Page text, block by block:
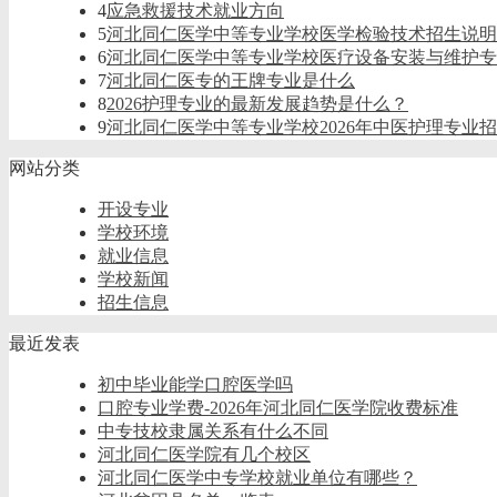
4应急救援技术就业方向
5河北同仁医学中等专业学校医学检验技术招生说明
6河北同仁医学中等专业学校医疗设备安装与维护
7河北同仁医专的王牌专业是什么
82026护理专业的最新发展趋势是什么？
9河北同仁医学中等专业学校2026年中医护理专业
网站分类
开设专业
学校环境
就业信息
学校新闻
招生信息
最近发表
初中毕业能学口腔医学吗
口腔专业学费-2026年河北同仁医学院收费标准
中专技校隶属关系有什么不同
河北同仁医学院有几个校区
河北同仁医学中专学校就业单位有哪些？